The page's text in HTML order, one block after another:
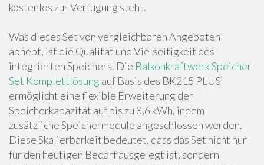
kostenlos zur Verfügung steht.
Was dieses Set von vergleichbaren Angeboten
abhebt, ist die Qualität und Vielseitigkeit des
integrierten Speichers. Die Balkonkraftwerk Speicher
Set Komplettlösung auf Basis des BK215 PLUS
ermöglicht eine flexible Erweiterung der
Speicherkapazität auf bis zu 8,6 kWh, indem
zusätzliche Speichermodule angeschlossen werden.
Diese Skalierbarkeit bedeutet, dass das Set nicht nur
für den heutigen Bedarf ausgelegt ist, sondern